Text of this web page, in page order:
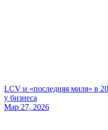
LCV и «последняя миля» в
у бизнеса
Мар 27, 2026